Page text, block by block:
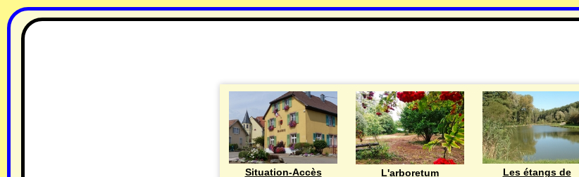
Situation-Accès L'arboretum
Les étangs de